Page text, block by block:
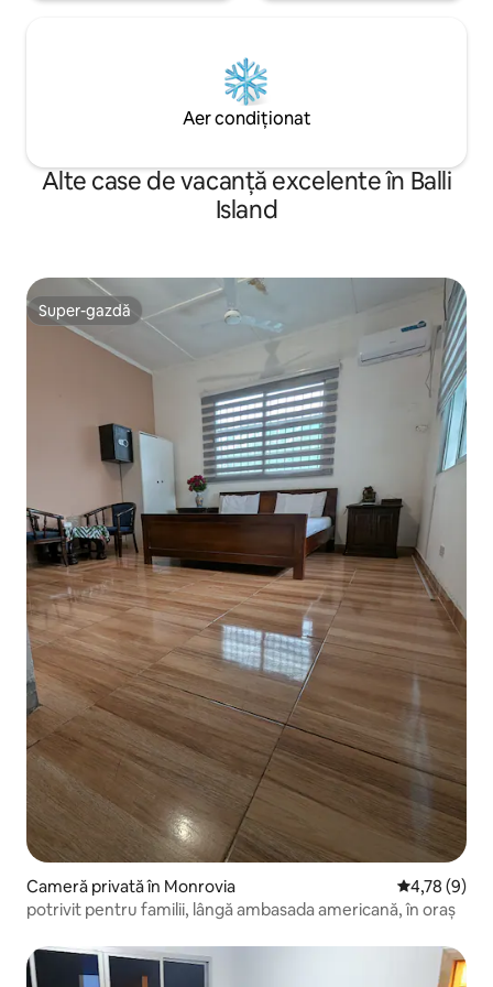
Aer condiționat
Alte case de vacanță excelente în Balli
Island
Super-gazdă
Super-gazdă
Cameră privată în Monrovia Scor mediu
4,78 (9)
potrivit pentru familii, lângă ambasada americană, în oraș